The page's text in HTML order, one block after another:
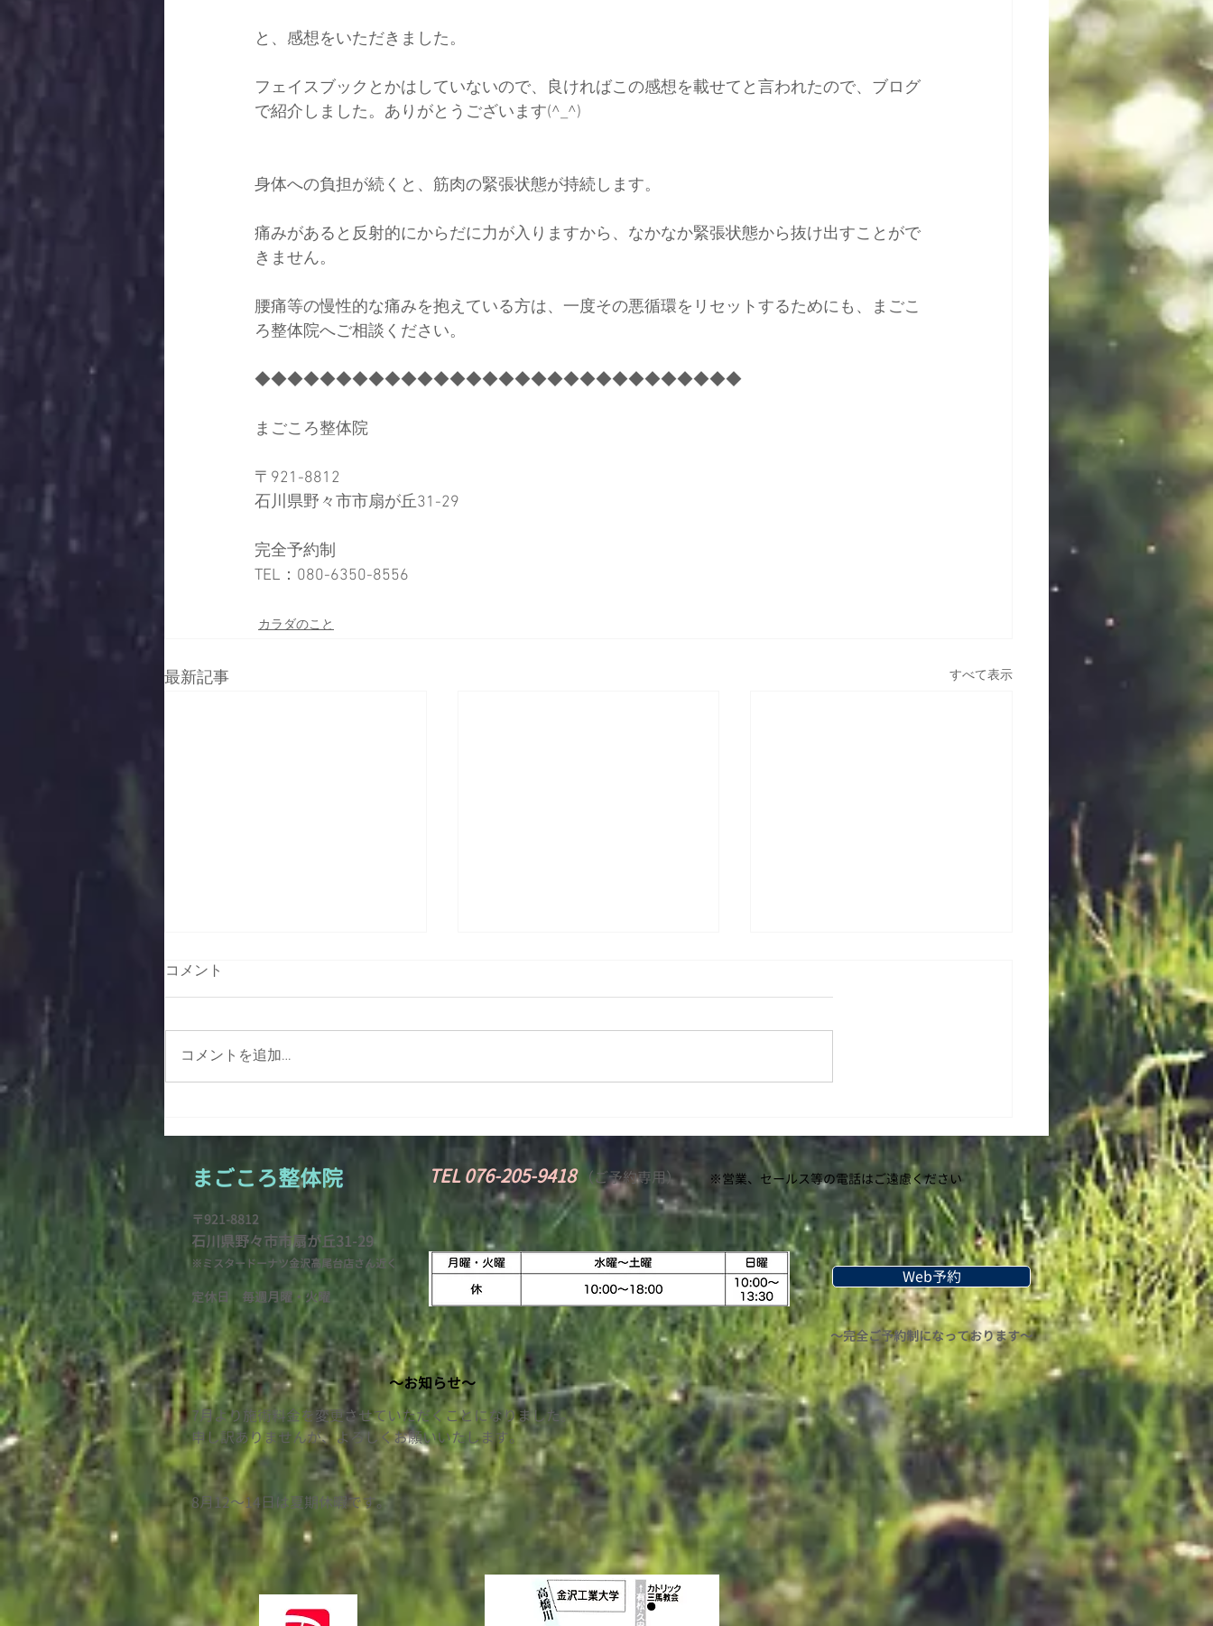
と、感想をいただきました。
フェイスブックとかはしていないので、良ければこの感想を載せてと言われたので、ブログ
で紹介しました。ありがとうございます(^_^)
身体への負担が続くと、筋肉の緊張状態が持続します。
痛みがあると反射的にからだに力が入りますから、なかなか緊張状態から抜け出すことがで
きません。
腰痛等の慢性的な痛みを抱えている方は、一度その悪循環をリセットするためにも、まごこ
ろ整体院へご相談ください。
◆◆◆◆◆◆◆◆◆◆◆◆◆◆◆◆◆◆◆◆◆◆◆◆◆◆◆◆◆◆
まごころ整体院
〒921-8812
石川県野々市市扇が丘31-29
完全予約制
TEL：080-6350-8556​
カラダのこと
最新記事 すべて表示
になっていませんか？ その
ギュギュッと解説
け）
様の声
コメント
コメントを追加…
まごころ整体院
〒921-8812
石川県野々市市扇が丘31-29
※ミスタードーナツ金沢高尾台店さん近く
定休日 毎週月曜・火曜
TEL 076-205-9418​ （ご予約専用） ※営業、セールス等の​電話はご遠慮ください
Web予約
〜完全ご予約制になっております〜
〜お知らせ〜
7月より施術料金を変更させていただくことになりました。
​申し訳ありませんが、よろしくお願いいたします。
​8月12〜14日は夏期休暇です。